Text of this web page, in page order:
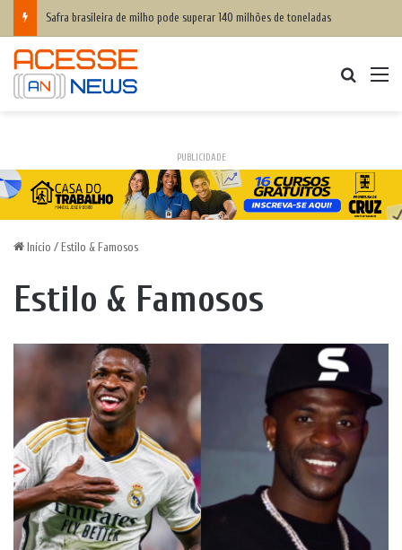
Safra brasileira de milho pode superar 140 milhões de toneladas
PUBLICIDADE
Início / Estilo & Famosos
Estilo & Famosos